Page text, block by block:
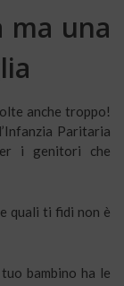
ma una
anche troppo!
Paritaria
i genitori che
quali ti fidi non è
bambino ha le